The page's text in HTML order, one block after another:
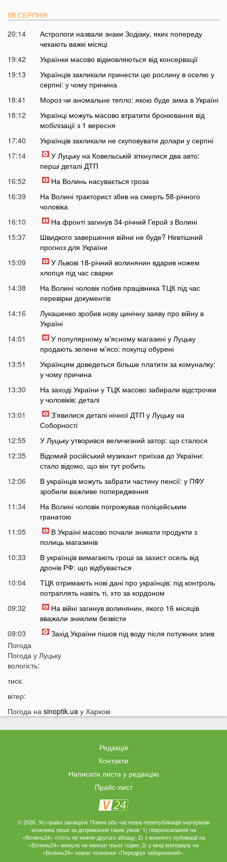
08 СЕРПНЯ
20:14
Астрологи назвали знаки Зодіаку, яких попереду
чекають важкі місяці
19:42
Українки масово відмовляються від консервації
19:13
Українців закликали принести цю рослину в оселю у
серпні: у чому причина
18:41
Мороз чи аномальне тепло: якою буде зима в Україні
18:12
Українці можуть масово втратити бронювання від
мобілізації з 1 вересня
17:40
Українців закликали не скуповувати долари у серпні
17:14
У Луцьку на Ковельській зіткнулися два авто:
перші деталі ДТП
16:52
На Волинь насувається гроза
16:39
На Волині тракторист збив на смерть 58-річного
чоловіка
16:10
На фронті загинув 34-річний Герой з Волині
15:37
Швидкого завершення війни не буде? Невтішний
прогноз для України
15:09
У Львові 18-річний волинянин вдарив ножем
хлопця під час сварки
14:38
На Волині чоловік побив працівника ТЦК під час
перевірки документів
14:16
Лукашенко зробив нову цинічну заяву про війну в
Україні
14:01
У популярному м'ясному магазині у Луцьку
продають зелене м'ясо: покупці обурені
13:51
Українцям доведеться більше платити за комуналку:
у чому причина
13:30
На заході України у ТЦК масово забирали відстрочки
у чоловіків: деталі
13:01
Зʼявилися деталі нічної ДТП у Луцьку на
Соборності
12:55
У Луцьку утворився величезний затор: що сталося
12:35
Відомий російський музикант приїхав до України:
стало відомо, що він тут робить
12:06
В українців можуть забрати частину пенсії: у ПФУ
зробили важливе попередження
11:34
На Волині чоловік погрожував поліцейським
гранатою
11:05
В Україні масово почали зникати продукти з
полиць магазинів
10:33
В українців вимагають гроші за захист осель від
дронів РФ: що відбувається
10:04
ТЦК отримають нові дані про українців: під контроль
потраплять навіть ті, хто за кордоном
09:32
На війні загинув волинянин, якого 16 місяців
вважали зниклим безвісти
09:03
Захід України пішов під воду після потужних злив
08:50
травмований
найближчим часом
Назвали 5 побутових справ, які не можна робити в
суботу та неділю
Назвали найжадібніших чоловіків за знаком Зодіаку
Ці речі категорично заборонено робити під час грози
18:52
На заході України чоловік впіймав 10-кілограмову
рибу
Українці можуть вивести гроші з мобільного рахунку
на картку, але є важлива умова
Погода
Погода у Луцьку
вологість:
тиск:
вітер:
Погода на sinoptik.ua у Харкові
Редакція
Контакти
Написати листа у редакцію
Прайс-лист
© 2026. Усі права захищені. Повна або часткова перепублікація матеріалів
можлива лише за дотримання таких умов: 1) гіперпосилання на
«Волинь24» стоїть не нижче другого абзацу; 2) з моменту публікації на
«Волинь24» минуло не менше трьох годин; 3) у кінці матеріалу на
«Волинь24» немає позначки «Передрук заборонений».